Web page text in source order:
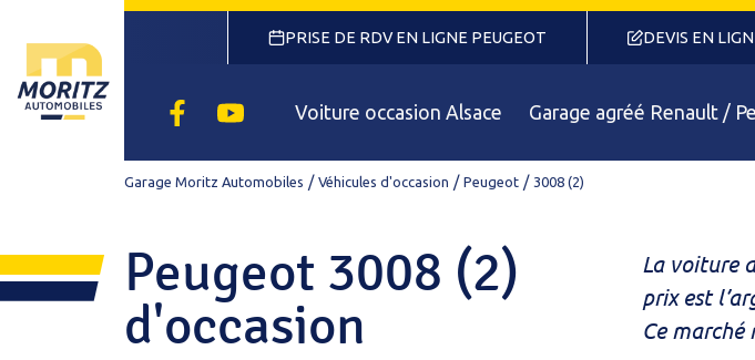
PRISE DE RDV EN LIGNE PEUGEOT DEVIS EN
FacebookYoutubeVoiture occasion Alsace Garage agréé Renault /
Garage Moritz Automobiles Véhicules d'occasion Peugeot 3008 (2)
Peugeot 3008 (2)
d'occasion
La voiture
prix est
Ce